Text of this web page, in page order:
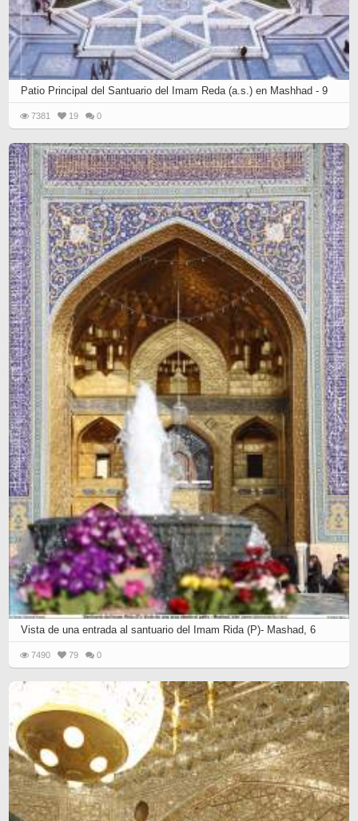
Patio Principal del Santuario del Imam Reda (a.s.) en Mashhad - 9
7381 19 0
Vista de una entrada al santuario del Imam Rida (P)- Mashad, 6
7490 79 0